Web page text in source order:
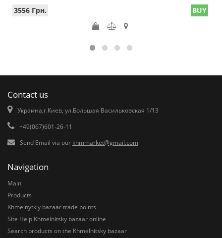
3556 Грн. BUY
Contact us
Украина,г.Киев, ул.Большая Васильковская 1/13
+49(067)601-26-11
Send Email via our khmmarket@gmail.com
Navigation
Main
Products
Khmelnytkiy bazaar trade points
Site Help Khmelnitsky bazaar online
Search products on the Khmelnitsky bazaar